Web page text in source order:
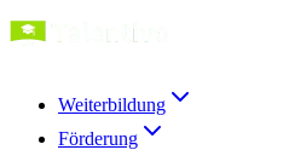
Weiterbildung
Förderung